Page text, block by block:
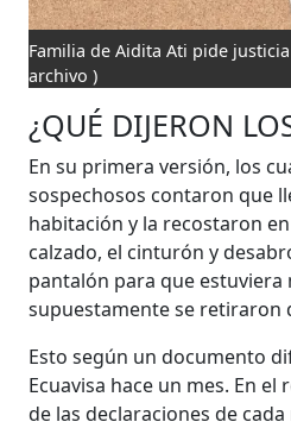
Familia de Aidita Ati pide
archivo )
¿QUÉ DIJERON
En su primera versión, los
sospechosos contaron que
habitación y la recostaron
calzado, el cinturón y
pantalón para que estuviera
supuestamente se retiraron
Esto según un documento
Ecuavisa hace un mes. En
de las declaraciones de cada